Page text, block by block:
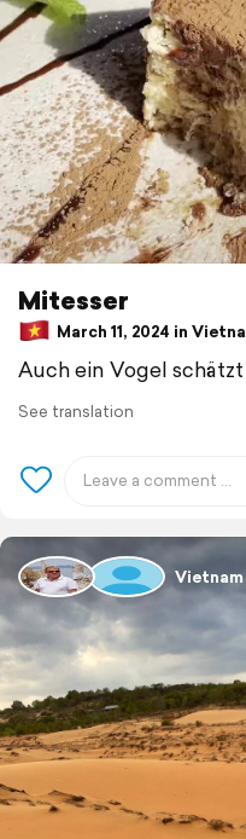
Mitesser
March 11, 2024 in
Auch ein Vogel
See translation
Vietnam